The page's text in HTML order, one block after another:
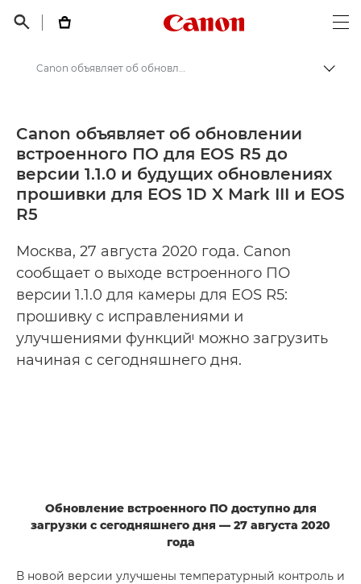
 
Canon Logo, back
Пресс-центр Canon
Пресс-релизы - Пресс-центр Canon
Canon объявляет об обновлении
встроенного ПО для EOS R5 до
версии 1.1.0 и будущих обновлениях
прошивки для EOS 1D X Mark III и EOS
R5
Москва, 27 августа 2020 года. Canon
сообщает о выходе встроенного ПО
версии 1.1.0 для камеры для EOS R5:
прошивку с исправлениями и
улучшениями функцийᶦ можно загрузить
начиная с сегодняшнего дня.
Обновление встроенного ПО доступно для
загрузки с сегодняшнего дня — 27 августа 2020
года
В новой версии улучшены температурный контроль и